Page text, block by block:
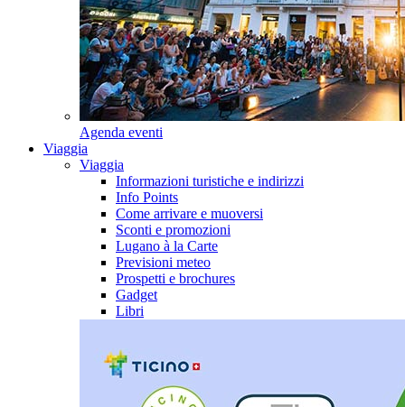
Agenda eventi
Viaggia
Viaggia
Informazioni turistiche e indirizzi
Info Points
Come arrivare e muoversi
Sconti e promozioni
Lugano à la Carte
Previsioni meteo
Prospetti e brochures
Gadget
Libri